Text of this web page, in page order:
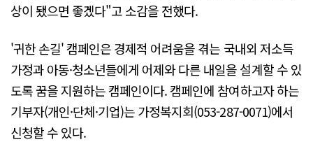
상이 됐으면 좋겠다"고 소감을 전했다.
'귀한 손길' 캠페인은 경제적 어려움을 겪는 국내외 저소득
가정과 아동·청소년들에게 어제와 다른 내일을 설계할 수 있
도록 꿈을 지원하는 캠페인이다. 캠페인에 참여하고자 하는
기부자(개인·단체·기업)는 가정복지회(053-287-0071)에서
신청할 수 있다.